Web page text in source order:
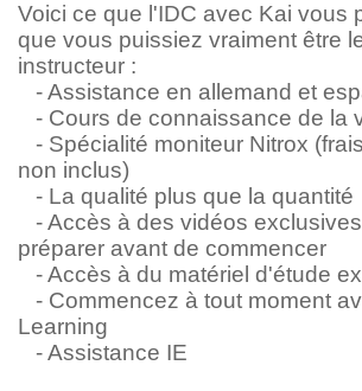
Voici ce que l'IDC avec Kai vous
que vous puissiez vraiment être
instructeur :
- Assistance en allemand et
- Cours de connaissance de la
- Spécialité moniteur Nitrox
non inclus)
- La qualité plus que la quantité
- Accès à des vidéos
préparer avant de commencer
- Accès à du matériel d'étude
- Commencez à tout moment
Learning
- Assistance IE